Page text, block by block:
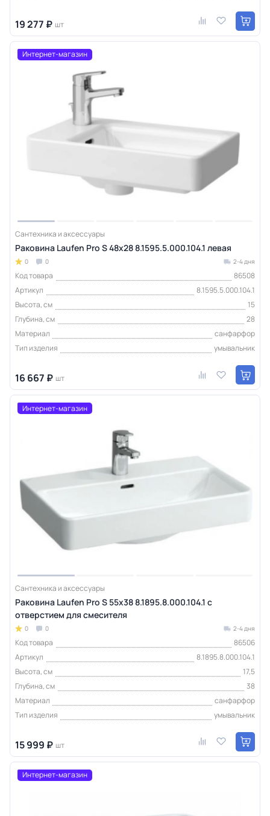
19 277 ₽ шт
Интернет-магазин
Сантехника и аксессуары
Раковина Laufen Pro S 48х28 8.1595.5.000.104.1 левая
0 0 2-4 дня
Код товара
86508
Артикул
8.1595.5.000.104.1
Высота, см
15
Глубина, см
28
Материал
санфарфор
Тип изделия
умывальник
16 667 ₽ шт
Интернет-магазин
Сантехника и аксессуары
Раковина Laufen Pro S 55х38 8.1895.8.000.104.1 с
отверстием для смесителя
0 0 2-4 дня
Код товара
86506
Артикул
8.1895.8.000.104.1
Высота, см
17,5
Глубина, см
38
Материал
санфарфор
Тип изделия
умывальник
15 999 ₽ шт
Интернет-магазин